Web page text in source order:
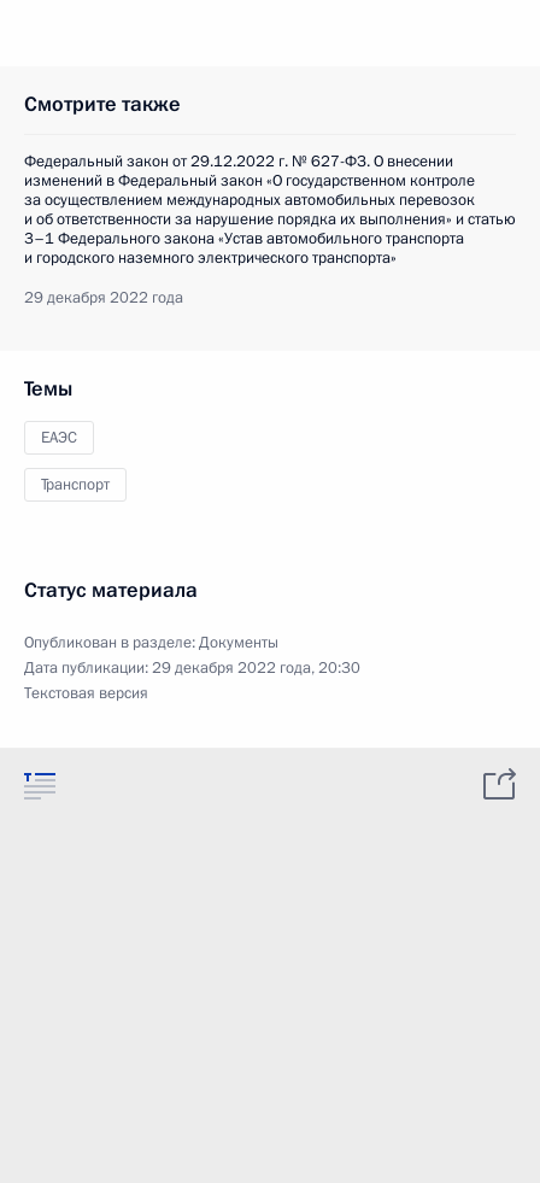
Смотрите также
Федеральный закон от 29.12.2022 г. № 627-ФЗ. О внесении
изменений в Федеральный закон «О государственном контроле
за осуществлением международных автомобильных перевозок
и об ответственности за нарушение порядка их выполнения» и статью
3–1 Федерального закона «Устав автомобильного транспорта
и городского наземного электрического транспорта»
29 декабря 2022 года
Темы
ЕАЭС
Транспорт
Статус материала
Опубликован в разделе:Документы
Дата публикации:29 декабря 2022 года, 20:30
Текстовая версия